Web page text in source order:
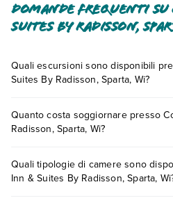
Domande frequenti
Suites By Radisson,
Quali escursioni sono disponibili
Suites By Radisson, Sparta, Wi?
presso Country Inn & Suites By
tutte nellasezione dedicata
Quanto costa soggiornare presso
Radisson, Sparta, Wi?
possono variare in base a vari
dell'hotel, ecc). Per consultare i
Quali tipologie di camere sono
Inn & Suites By Radisson, Sparta,